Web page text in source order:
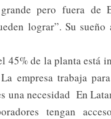
pero fuera de
lograr”. Su
de la planta está
empresa trabaja
necesidad ​ En
tengan